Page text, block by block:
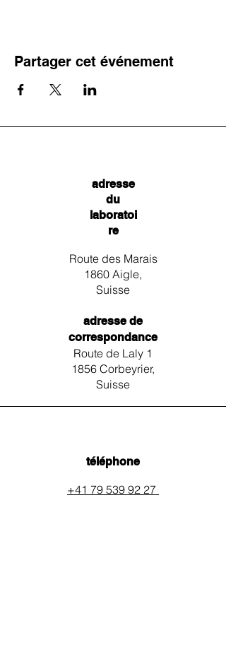
Partager cet événement
adresse
du
laboratoi
re
Route des Marais
1860 Aigle,
Suisse
adresse de
correspondance
Route de Laly 1
1856 Corbeyrier,
Suisse
téléphone
+41 79 539 92 27